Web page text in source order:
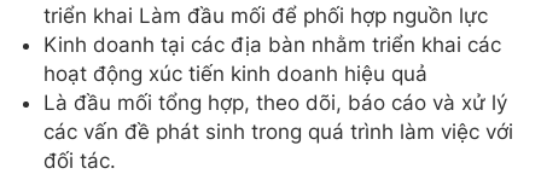
triển khai Làm đầu mối để phối hợp nguồn lực
Kinh doanh tại các địa bàn nhằm triển khai các
hoạt động xúc tiến kinh doanh hiệu quả
Là đầu mối tổng hợp, theo dõi, báo cáo và xử lý
các vấn đề phát sinh trong quá trình làm việc với
đối tác.